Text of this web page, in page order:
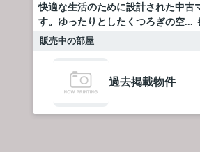
快適な生活のために設計された中古
す。ゆったりとしたくつろぎの空...
販売中の部屋
過去掲載物件